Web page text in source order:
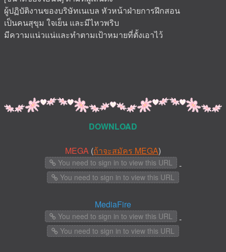
ผู้ปฏิบัติงานของบริษัทเนเบล หัวหน้าฝ่ายการฝึกสอน
เป็นคนสุขุม ใจเย็น และมีไหวพริบ
มีความแน่วแน่และทำตามเป้าหมายที่ตั้งเอาไว้
DOWNLOAD
MEGA (ถ้าจะสมัคร MEGA)
You need to sign in to view this URL -
You need to sign in to view this URL
MediaFire
You need to sign in to view this URL -
You need to sign in to view this URL